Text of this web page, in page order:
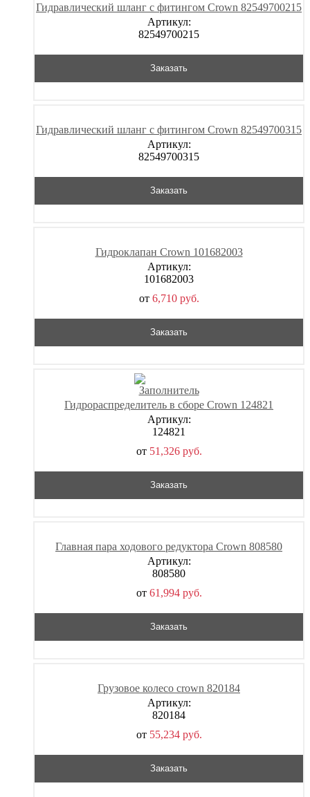
Гидравлический шланг с фитингом Crown 82549700215
Артикул:
82549700215
Заказать
Гидравлический шланг с фитингом Crown 82549700315
Артикул:
82549700315
Заказать
Гидроклапан Crown 101682003
Артикул:
101682003
от 6,710 руб.
Заказать
Гидрораспределитель в сборе Crown 124821
Артикул:
124821
от 51,326 руб.
Заказать
Главная пара ходового редуктора Crown 808580
Артикул:
808580
от 61,994 руб.
Заказать
Грузовое колесо crown 820184
Артикул:
820184
от 55,234 руб.
Заказать